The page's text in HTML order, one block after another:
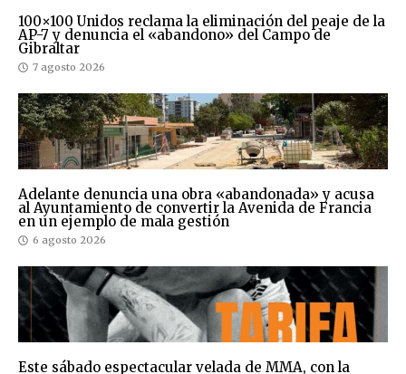
100×100 Unidos reclama la eliminación del peaje de la
AP-7 y denuncia el «abandono» del Campo de
Gibraltar
7 agosto 2026
Adelante denuncia una obra «abandonada» y acusa
al Ayuntamiento de convertir la Avenida de Francia
en un ejemplo de mala gestión
6 agosto 2026
Este sábado espectacular velada de MMA, con la